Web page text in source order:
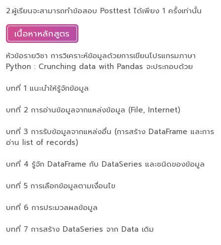
2.ผู้เรียนจะสามารถทำข้อสอบ Posttest ได้เพียง 1 ครั้งเท่านั้น
เนื้อหาหลักสูตร
หัวข้อรายวิชา การวิเคราะห์ข้อมูลด้วยการเขียนโปรแกรมภาษา
Python : Crunching data with Pandas จะประกอบด้วย
บทที่ 1 แนะนำให้รู้จักข้อมูล
บทที่ 2 การอ่านข้อมูลจากแหล่งข้อมูล (File, Internet)
บทที่ 3 การรับข้อมูลจากแหล่งอื่น (การสร้าง DataFrame และการ
อ่าน list of records)
บทที่ 4 รู้จัก DataFrame กับ DataSeries และชนิดของข้อมูล
บทที่ 5 การเลือกข้อมูลตามเงื่อนไข
บทที่ 6 การประมวลผลข้อมูล
บทที่ 7 การสร้าง DataSeries จาก Data เดิม